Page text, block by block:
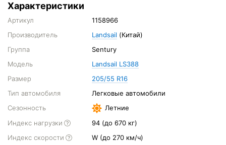
Характеристики
Артикул
1158966
Производитель
Landsail (Китай)
Группа
Sentury
Модель
Landsail LS388
Размер
205/55 R16
Тип автомобиля
Легковые автомобили
Сезонность
Летние
Индекс нагрузки
94 (до 670 кг)
Индекс скорости
W (до 270 км/ч)